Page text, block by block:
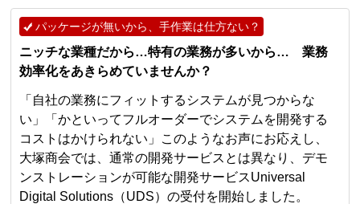
パッケージが無いから、手作業は仕方ない？
ニッチな業種だから…特有の業務が多いから… 業務
効率化をあきらめていませんか？
「自社の業務にフィットするシステムが見つからな
い」「かといってフルオーダーでシステムを開発する
コストはかけられない」このようなお声にお応えし、
大塚商会では、通常の開発サービスとは異なり、デモ
ンストレーションが可能な開発サービスUniversal
Digital Solutions（UDS）の受付を開始しました。